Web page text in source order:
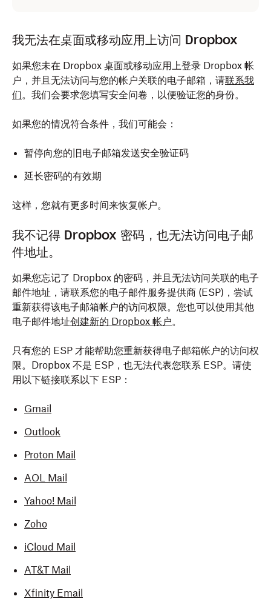
我无法在桌面或移动应用上访问 Dropbox
如果您未在 Dropbox 桌面或移动应用上登录 Dropbox 帐
户，并且无法访问与您的帐户关联的电子邮箱，请联系我
们。我们会要求您填写安全问卷，以便验证您的身份。
如果您的情况符合条件，我们可能会：
暂停向您的旧电子邮箱发送安全验证码
延长密码的有效期
这样，您就有更多时间来恢复帐户。
我不记得 Dropbox 密码，也无法访问电子邮
件地址。
如果您忘记了 Dropbox 的密码，并且无法访问关联的电子
邮件地址，请联系您的电子邮件服务提供商 (ESP)，尝试
重新获得该电子邮箱帐户的访问权限。您也可以使用其他
电子邮件地址创建新的 Dropbox 帐户。
只有您的 ESP 才能帮助您重新获得电子邮箱帐户的访问权
限。Dropbox 不是 ESP，也无法代表您联系 ESP。请使
用以下链接联系以下 ESP：
Gmail
Outlook
Proton Mail
AOL Mail
Yahoo! Mail
Zoho
iCloud Mail
AT&T Mail
Xfinity Email